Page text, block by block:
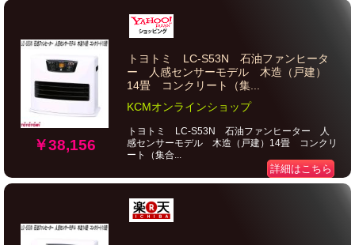
￥38,156
トヨトミ LC-S53N 石油ファンヒータ
ー 人感センサーモデル 木造（戸建）
14畳 コンクリート（集...
KCMオンラインショップ
トヨトミ LC-S53N 石油ファンヒーター 人
感センサーモデル 木造（戸建）14畳 コンクリ
ート（集合...
詳細はこちら